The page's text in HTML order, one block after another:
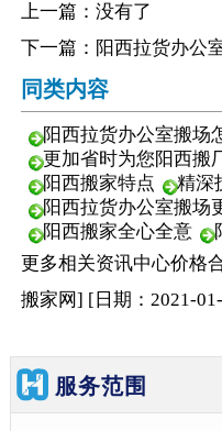
上一篇：没有了
下一篇： 阳西拉货办公
同类内容
阳西拉货办公室搬场
更加省时为您阳西搬
阳西搬家特点
精深
阳西拉货办公室搬场
阳西搬家全心全意
更多相关资讯中心价格
搬家网] [日期：2021-
服务范围